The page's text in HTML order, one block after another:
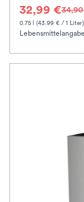
32,99 €
0.75 l (43.99 € / 1 Liter)